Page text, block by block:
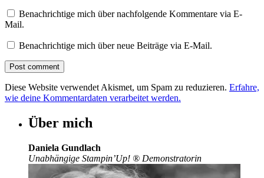
Benachrichtige mich über nachfolgende Kommentare via E-
Mail.
Benachrichtige mich über neue Beiträge via E-Mail.
Diese Website verwendet Akismet, um Spam zu reduzieren. Erfahre,
wie deine Kommentardaten verarbeitet werden.
Über mich
Daniela Gundlach
Unabhängige Stampin’Up! ® Demonstratorin